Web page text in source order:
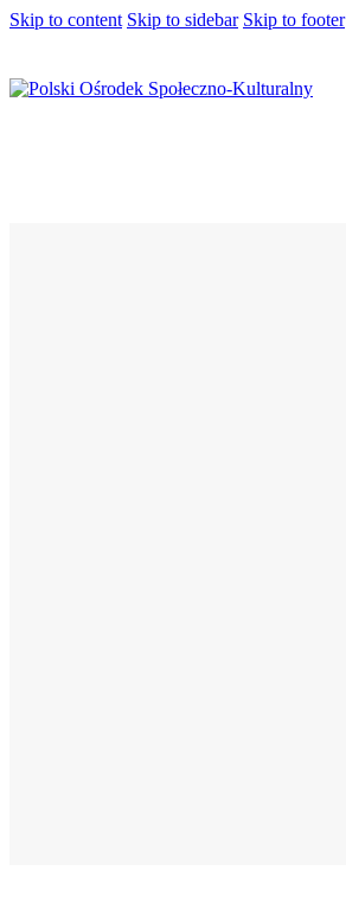
Skip to content Skip to sidebar Skip to footer